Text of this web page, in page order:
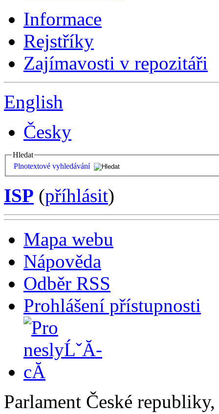
Informace
Rejstříky
Zajímavosti v repozitáři
English
Česky
Hledat
Plnotextové vyhledávání
ISP (příhlásit)
Mapa webu
Nápověda
Odběr RSS
Prohlášení přístupnosti
Parlament České